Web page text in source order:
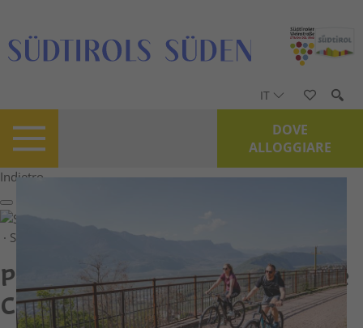
IT
DOVE
ALLOGGIARE
Indietro
· Sud Alto Adige
Percorso circolare del Monte
Cislon